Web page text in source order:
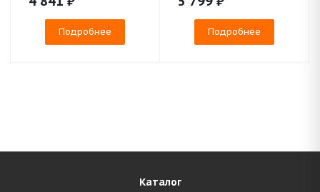
Подробнее Подробнее
Каталог